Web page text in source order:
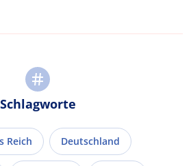
Schlagworte
Reich Deutschland